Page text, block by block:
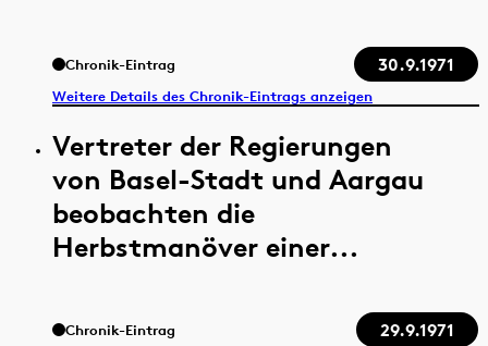
Chronik-Eintrag 30.9.1971
Weitere Details des Chronik-Eintrags anzeigen
Vertreter der Regierungen
von Basel-Stadt und Aargau
beobachten die
Herbstmanöver einer...
Chronik-Eintrag 29.9.1971